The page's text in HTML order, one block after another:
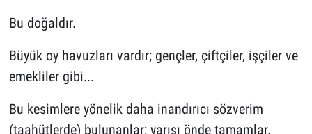
Bu doğaldır.
Büyük oy havuzları vardır; gençler, çiftçiler, işçiler ve
emekliler gibi...
Bu kesimlere yönelik daha inandırıcı sözverim
(taahütlerde) bulunanlar; yarışı önde tamamlar.